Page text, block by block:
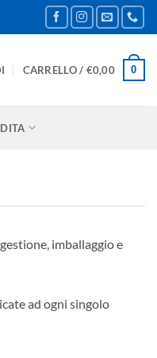
CARRELLO / €0,00 0
imballaggio e
ad ogni singolo